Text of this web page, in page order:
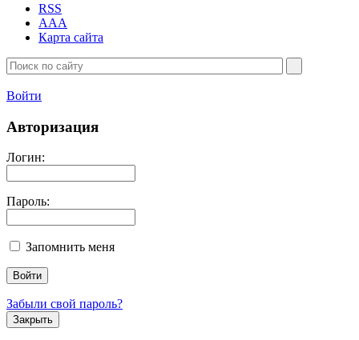
RSS
AAA
Карта сайта
Войти
Авторизация
Логин:
Пароль:
Запомнить меня
Забыли свой пароль?
Закрыть